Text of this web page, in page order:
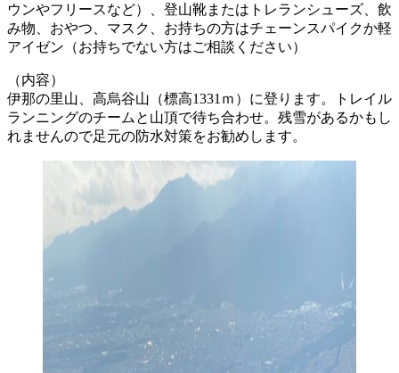
ウンやフリースなど）、登山靴またはトレランシューズ、飲
み物、おやつ、マスク、お持ちの方はチェーンスパイクか軽
アイゼン（お持ちでない方はご相談ください）
（内容）
伊那の里山、高烏谷山（標高1331ｍ）に登ります。トレイル
ランニングのチームと山頂で待ち合わせ。残雪があるかもし
れませんので足元の防水対策をお勧めします。